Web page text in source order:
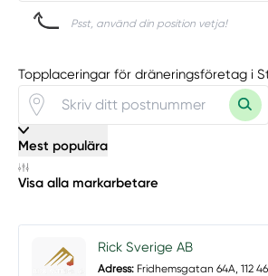
Psst, använd din position vetja!
Topplaceringar för dräneringsföretag i
Mest populära
Visa alla markarbetare
Rick Sverige AB
Adress: Fridhemsgatan 64A, 112